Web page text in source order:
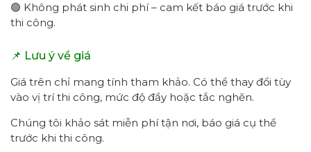
🟢 Không phát sinh chi phí – cam kết báo giá trước khi
thi công.
📌 Lưu ý về giá
Giá trên chỉ mang tính tham khảo. Có thể thay đổi tùy
vào vị trí thi công, mức độ đầy hoặc tắc nghẽn.
Chúng tôi khảo sát miễn phí tận nơi, báo giá cụ thể
trước khi thi công.